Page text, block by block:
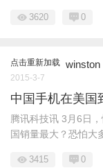
3620 0
点击重新加载 winston
2015-3-7
中国手机在美国
腾讯科技讯 3月6日
国销量最大？恐怕大
3415 0